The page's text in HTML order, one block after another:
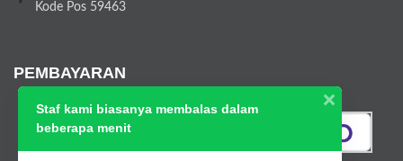
Kode Pos 59463
PEMBAYARAN
Staf kami biasanya membalas dalam
beberapa menit